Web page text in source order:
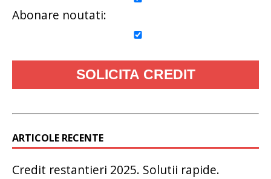
Abonare noutati:
ARTICOLE RECENTE
Credit restantieri 2025. Solutii rapide.